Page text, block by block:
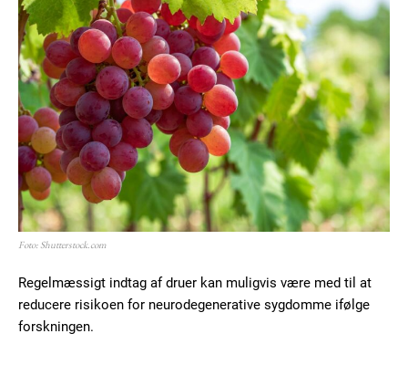
Foto: Shutterstock.com
Regelmæssigt indtag af druer kan muligvis være med til at
reducere risikoen for neurodegenerative sygdomme ifølge
forskningen.